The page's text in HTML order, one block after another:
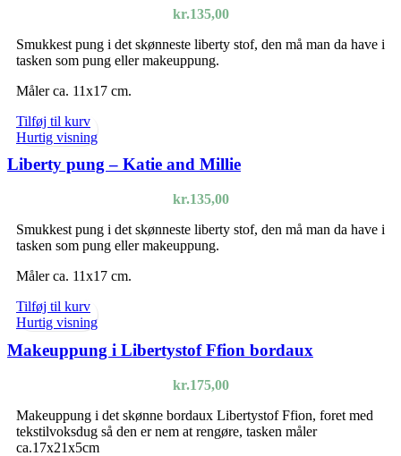
kr.135,00
Smukkest pung i det skønneste liberty stof, den må man da have i
tasken som pung eller makeuppung.
Måler ca. 11x17 cm.
Tilføj til kurv
Hurtig visning
Liberty pung – Katie and Millie
kr.135,00
Smukkest pung i det skønneste liberty stof, den må man da have i
tasken som pung eller makeuppung.
Måler ca. 11x17 cm.
Tilføj til kurv
Hurtig visning
Makeuppung i Libertystof Ffion bordaux
kr.175,00
Makeuppung i det skønne bordaux Libertystof Ffion, foret med
tekstilvoksdug så den er nem at rengøre, tasken måler
ca.17x21x5cm